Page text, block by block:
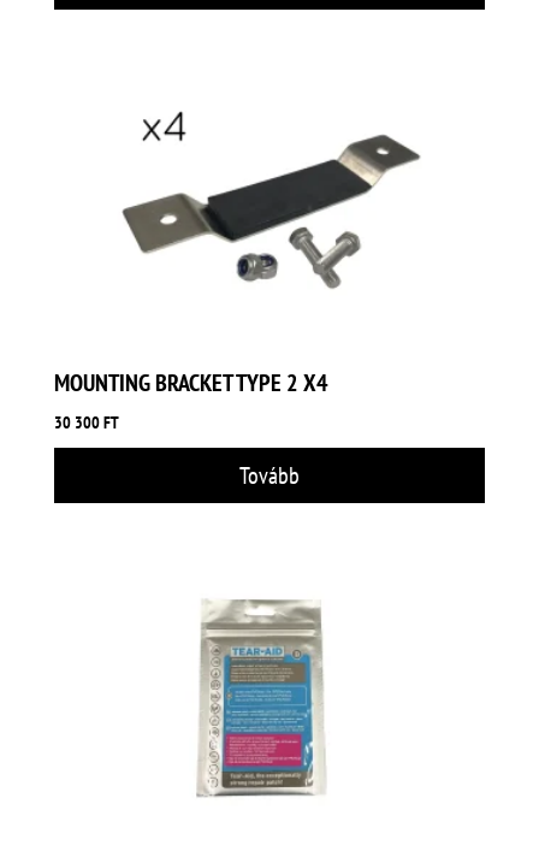
MOUNTING BRACKET TYPE 2 X4
30 300FT
Tovább